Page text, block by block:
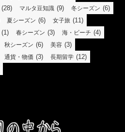
(28) マルタ豆知識 (9) 冬シーズン (6)
夏シーズン (6) 女子旅 (11)
(1) 春シーズン (3) 海・ビーチ (4)
秋シーズン (6) 美容 (3)
通貨・物価 (3) 長期留学 (12)